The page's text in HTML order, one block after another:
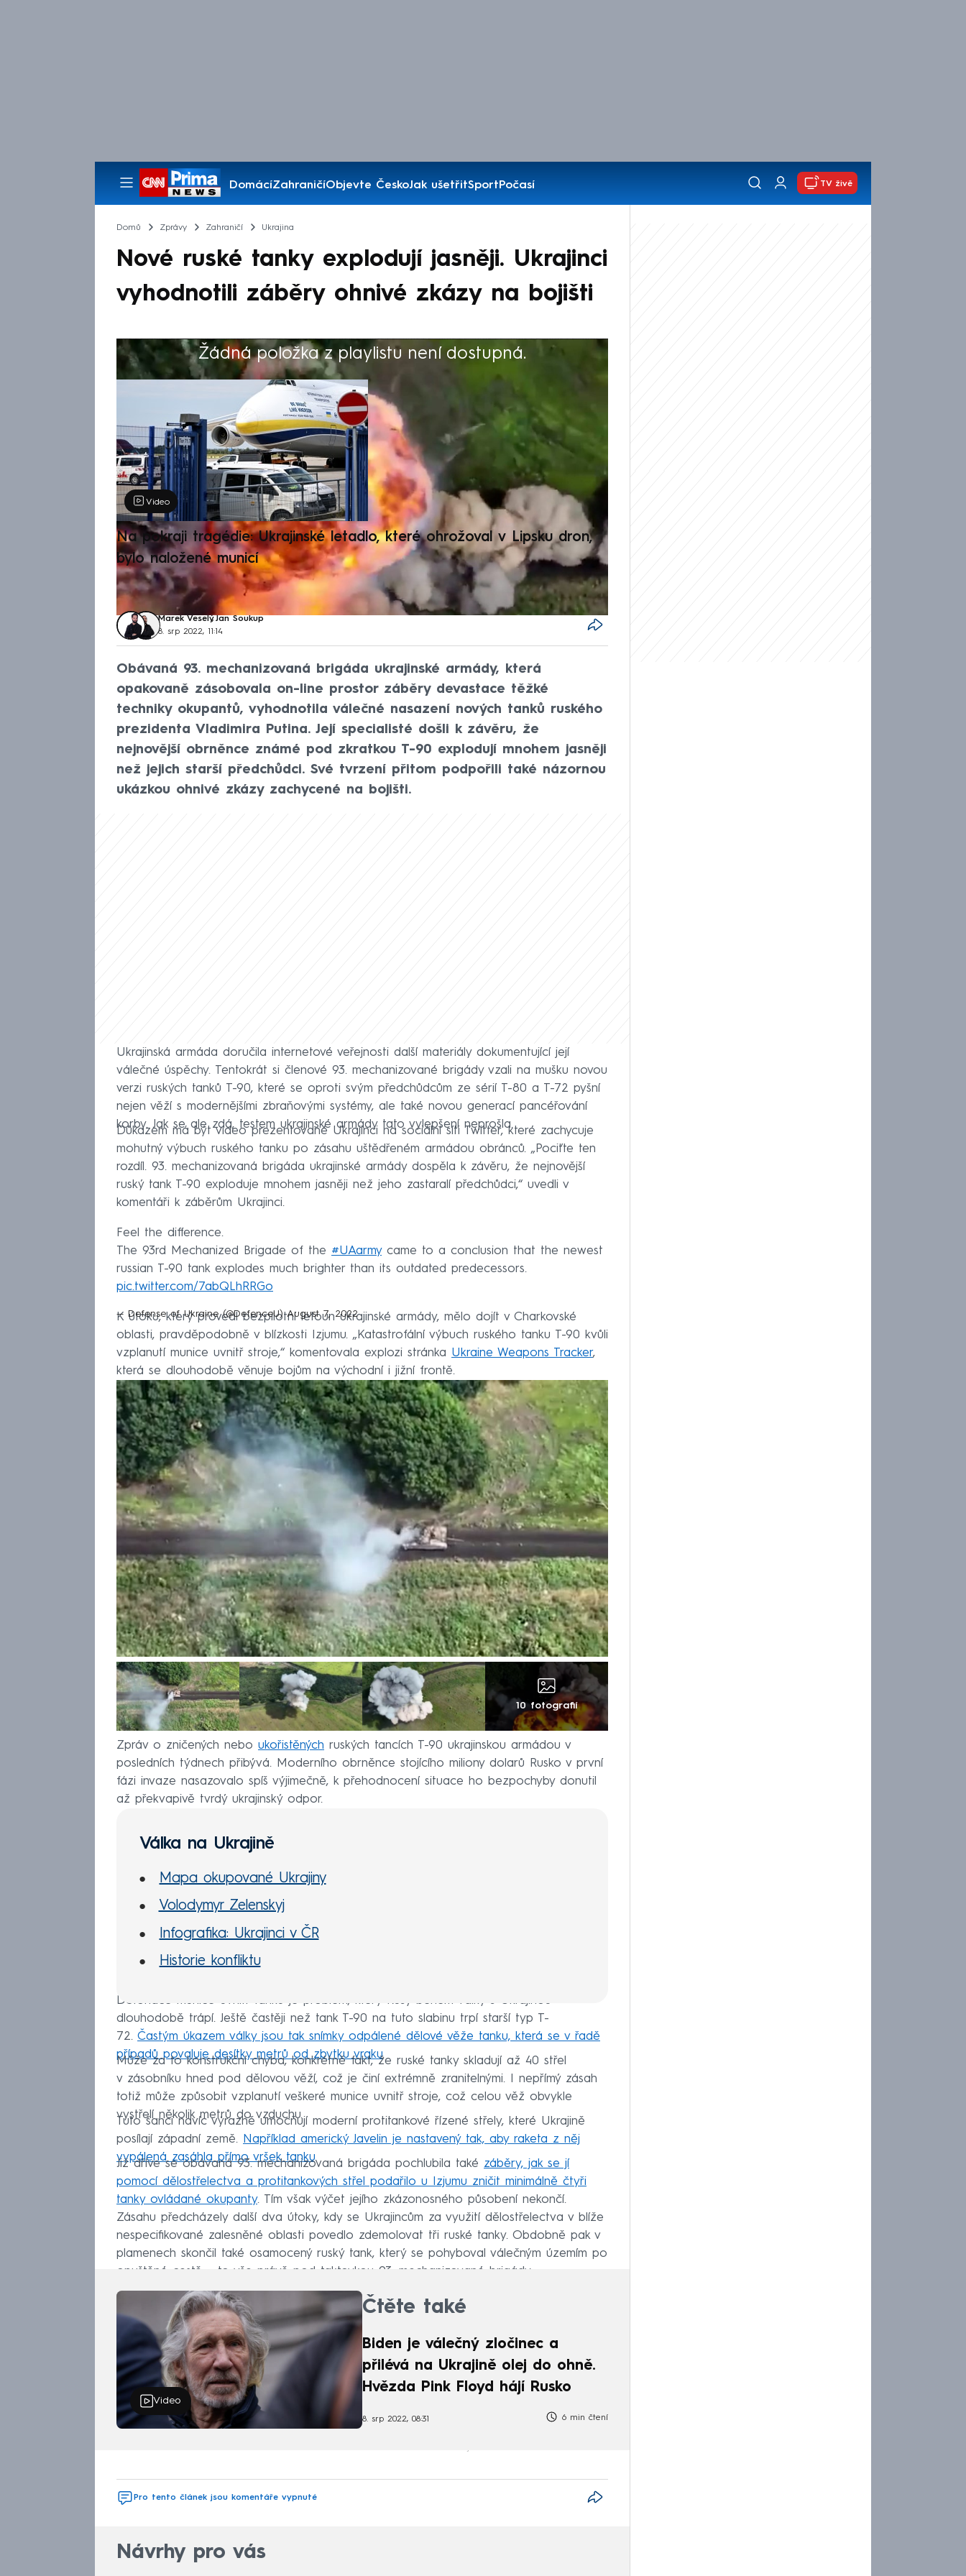
DomácíZahraničíObjevte ČeskoJak ušetřitSportPočasí
Pořady
TV živě
Domů Zprávy Zahraničí Ukrajina
Nové ruské tanky explodují jasněji. Ukrajinci
vyhodnotili záběry ohnivé zkázy na bojišti
Žádná položka z playlistu není dostupná.
Výběr redakce
Video
Na pokraji tragédie: Ukrajinské letadlo, které ohrožoval v Lipsku dron,
bylo naložené municí
Marek Veselý, Jan Soukup
8. srp 2022, 11:14
Obávaná 93. mechanizovaná brigáda ukrajinské armády, která
opakovaně zásobovala on-line prostor záběry devastace těžké
techniky okupantů, vyhodnotila válečné nasazení nových tanků ruského
prezidenta Vladimira Putina. Její specialisté došli k závěru, že
nejnovější obrněnce známé pod zkratkou T-90 explodují mnohem jasněji
než jejich starší předchůdci. Své tvrzení přitom podpořili také názornou
ukázkou ohnivé zkázy zachycené na bojišti.
Ukrajinská armáda doručila internetové veřejnosti další materiály dokumentující její
válečné úspěchy. Tentokrát si členové 93. mechanizované brigády vzali na mušku novou
verzi ruských tanků T-90, které se oproti svým předchůdcům ze sérií T-80 a T-72 pyšní
nejen věží s modernějšími zbraňovými systémy, ale také novou generací pancéřování
korby. Jak se ale zdá, testem ukrajinské armády tato vylepšení neprošla.
Důkazem má být video prezentované Ukrajinci na sociální síti Twitter, které zachycuje
mohutný výbuch ruského tanku po zásahu uštědřeném armádou obránců. „Pociťte ten
rozdíl. 93. mechanizovaná brigáda ukrajinské armády dospěla k závěru, že nejnovější
ruský tank T-90 exploduje mnohem jasněji než jeho zastaralí předchůdci,“ uvedli v
komentáři k záběrům Ukrajinci.
Feel the difference.
The 93rd Mechanized Brigade of the #UAarmycame to a conclusion that the newest
russian T-90 tank explodes much brighter than its outdated predecessors.
pic.twitter.com/7abQLhRRGo
— Defense of Ukraine (@DefenceU)August 7, 2022
K útoku, který provedl bezpilotní letoun ukrajinské armády, mělo dojít v Charkovské
oblasti, pravděpodobně v blízkosti Izjumu. „Katastrofální výbuch ruského tanku T-90 kvůli
vzplanutí munice uvnitř stroje,“ komentovala explozi stránka Ukraine Weapons Tracker,
která se dlouhodobě věnuje bojům na východní i jižní frontě.
10 fotografií
Zpráv o zničených nebo ukořistěných ruských tancích T-90 ukrajinskou armádou v
posledních týdnech přibývá. Moderního obrněnce stojícího miliony dolarů Rusko v první
fázi invaze nasazovalo spíš výjimečně, k přehodnocení situace ho bezpochyby donutil
až překvapivě tvrdý ukrajinský odpor.
Válka na Ukrajině
Mapa okupované Ukrajiny
Volodymyr Zelenskyj
Infografika: Ukrajinci v ČR
Historie konfliktu
Detonace munice uvnitř tanků je problém, který Rusy během války s Ukrajinou
dlouhodobě trápí. Ještě častěji než tank T-90 na tuto slabinu trpí starší typ T-
72. Častým úkazem války jsou tak snímky odpálené dělové věže tanku, která se v řadě
případů povaluje desítky metrů od zbytku vraku.
Může za to konstrukční chyba, konkrétně fakt, že ruské tanky skladují až 40 střel
v zásobníku hned pod dělovou věží, což je činí extrémně zranitelnými. I nepřímý zásah
totiž může způsobit vzplanutí veškeré munice uvnitř stroje, což celou věž obvykle
vystřelí několik metrů do vzduchu.
Tuto šanci navíc výrazně umocňují moderní protitankové řízené střely, které Ukrajině
posílají západní země. Například americký Javelin je nastavený tak, aby raketa z něj
vypálená zasáhla přímo vršek tanku.
Již dříve se obávaná 93. mechanizovaná brigáda pochlubila také záběry, jak se jí
pomocí dělostřelectva a protitankových střel podařilo u Izjumu zničit minimálně čtyři
tanky ovládané okupanty. Tím však výčet jejího zkázonosného působení nekončí.
Zásahu předcházely další dva útoky, kdy se Ukrajincům za využití dělostřelectva v blíže
nespecifikované zalesněné oblasti povedlo zdemolovat tři ruské tanky. Obdobně pak v
plamenech skončil také osamocený ruský tank, který se pohyboval válečným územím po
opuštěné cestě – to vše právě pod taktovkou 93. mechanizované brigády.
Video
Čtěte také
Biden je válečný zločinec a
přilévá na Ukrajině olej do ohně.
Hvězda Pink Floyd hájí Rusko
8. srp 2022, 08:31 6 min čtení
Pro tento článek jsou komentáře vypnuté
Návrhy pro vás